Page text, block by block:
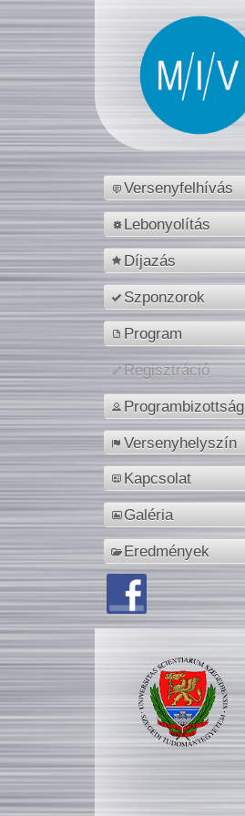
Versenyfelhívás
Lebonyolítás
Díjazás
Szponzorok
Program
Regisztráció
Programbizottság
Versenyhelyszín
Kapcsolat
Galéria
Eredmények